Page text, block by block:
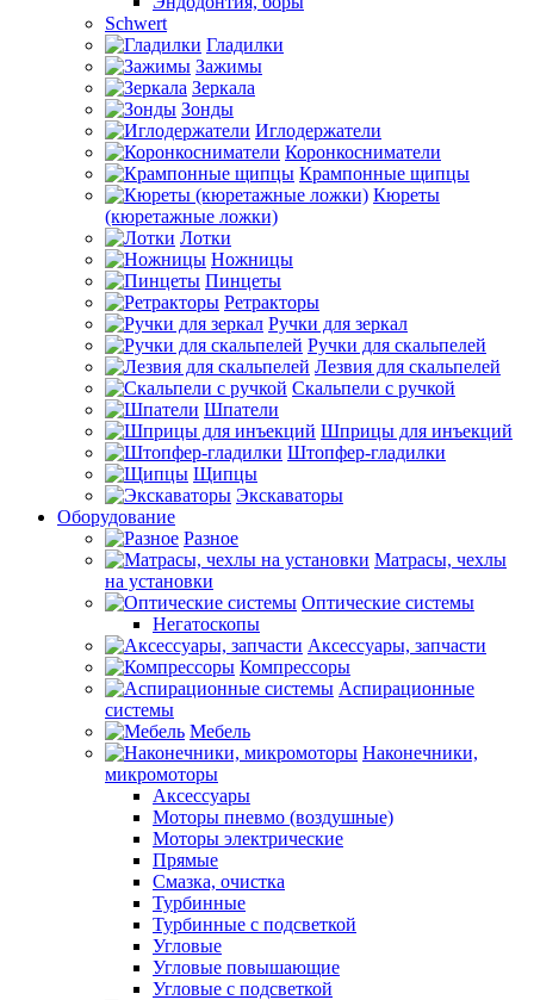
Schwert
Гладилки
Зажимы
Зеркала
Зонды
Иглодержатели
Коронкосниматели
Крампонные щипцы
Кюреты
(кюретажные ложки)
Лотки
Ножницы
Пинцеты
Ретракторы
Ручки для зеркал
Ручки для скальпелей
Лезвия для скальпелей
Скальпели с ручкой
Шпатели
Шприцы для инъекций
Штопфер-гладилки
Щипцы
Экскаваторы
Оборудование
Разное
Матрасы, чехлы
на установки
Оптические системы
Негатоскопы
Аксессуары, запчасти
Компрессоры
Аспирационные
системы
Мебель
Наконечники,
микромоторы
Аксессуары
Моторы пневмо (воздушные)
Моторы электрические
Прямые
Смазка, очистка
Турбинные
Турбинные с подсветкой
Угловые
Угловые повышающие
Угловые с подсветкой